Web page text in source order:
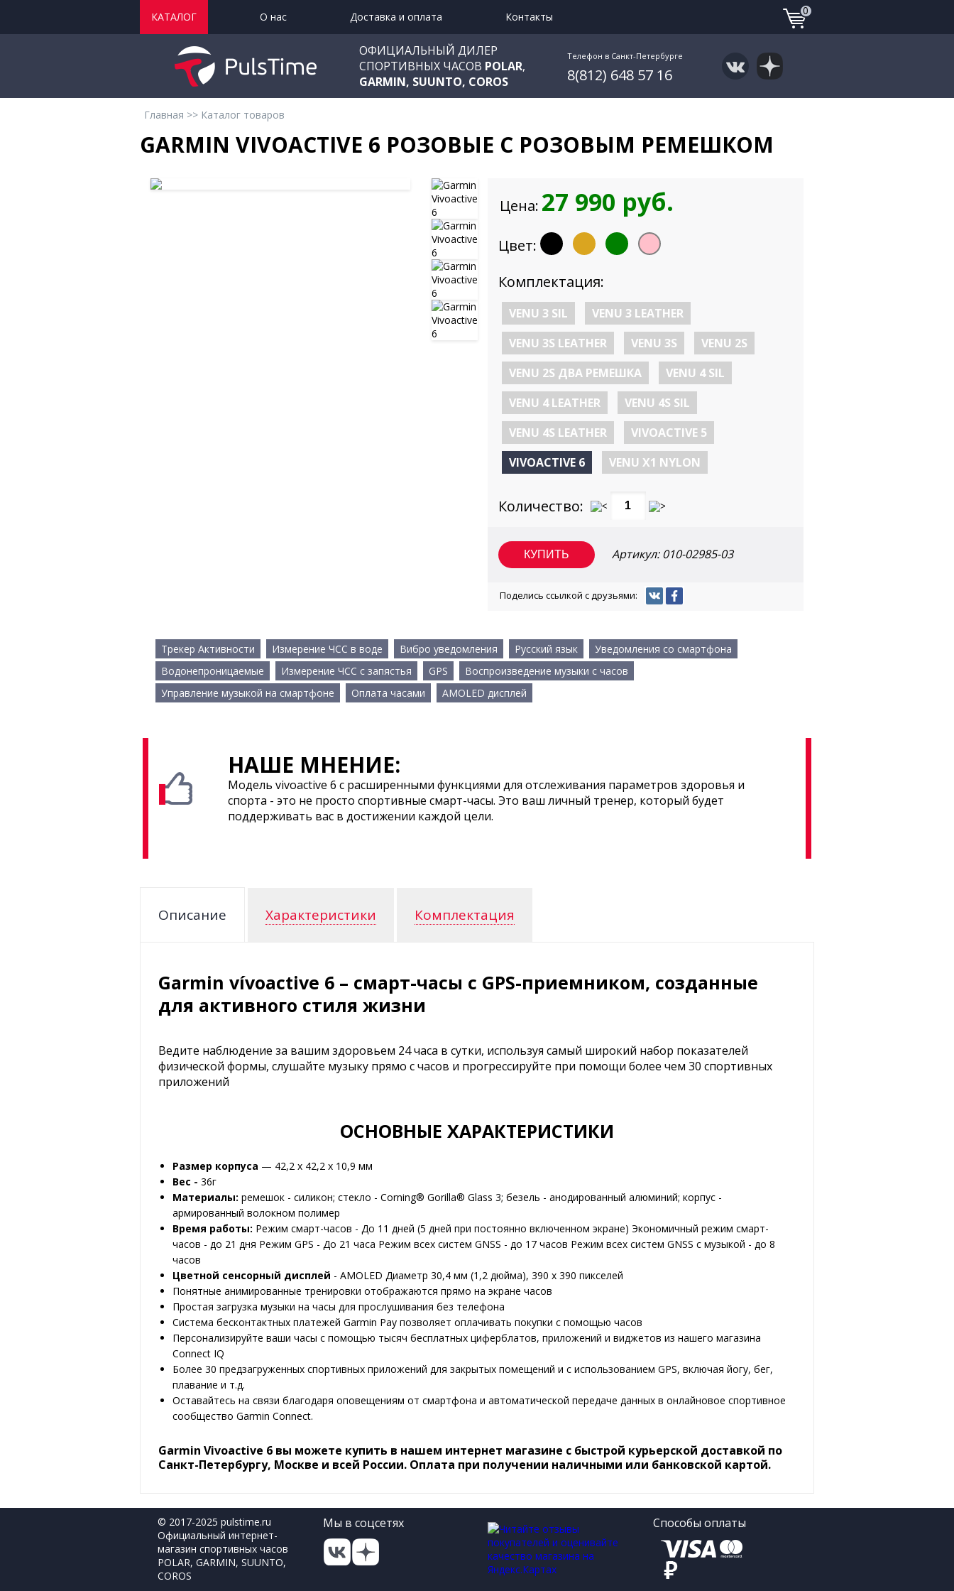
КАТАЛОГ О нас Доставка и оплата Контакты 0
ОФИЦИАЛЬНЫЙ ДИЛЕР
СПОРТИВНЫХ ЧАСОВ POLAR,
GARMIN, SUUNTO, COROS
Телефон в Санкт-Петербурге
8(812) 648 57 16
Главная >> Каталог товаров
GARMIN VIVOACTIVE 6 РОЗОВЫЕ С РОЗОВЫМ РЕМЕШКОМ
Цена: 27 990 руб.
Цвет:
Комплектация:
VENU 3 SIL
VENU 3 LEATHER
VENU 3S LEATHER
VENU 3S
VENU 2S
VENU 2S ДВА РЕМЕШКА
VENU 4 SIL
VENU 4 LEATHER
VENU 4S SIL
VENU 4S LEATHER
VIVOACTIVE 5
VIVOACTIVE 6
VENU X1 NYLON
Количество:
Артикул:010-02985-03
Поделись ссылкой с друзьями:
Трекер Активности Измерение ЧСС в воде Вибро уведомления Русский язык
Уведомления со смартфона
Водонепроницаемые
Измерение ЧСС с запястья GPS
Воспроизведение музыки с часов
Управление музыкой на смартфоне
Оплата часами AMOLED дисплей
НАШЕ МНЕНИЕ:
Модель vivoactive 6 с расширенными функциями для отслеживания параметров здоровья и
спорта - это не просто спортивные смарт-часы. Это ваш личный тренер, который будет
поддерживать вас в достижении каждой цели.
Описание Характеристики Комплектация
Garmin vívoactive 6 – смарт-часы с GPS-приемником, созданные
для активного стиля жизни
Ведите наблюдение за вашим здоровьем 24 часа в сутки, используя самый широкий набор показателей
физической формы, слушайте музыку прямо с часов и прогрессируйте при помощи более чем 30 спортивных
приложений
ОСНОВНЫЕ ХАРАКТЕРИСТИКИ
Размер корпуса — 42,2 х 42,2 х 10,9 мм
Вес - 36г
Материалы: ремешок - силикон; стекло - Corning® Gorilla® Glass 3; безель - анодированный алюминий; корпус -
армированный волокном полимер
Время работы: Режим смарт-часов - До 11 дней (5 дней при постоянно включенном экране) Экономичный режим смарт-
часов - до 21 дня Режим GPS - До 21 часа Режим всех систем GNSS - до 17 часов Режим всех систем GNSS с музыкой - до 8
часов
Цветной сенсорный дисплей - AMOLED Диаметр 30,4 мм (1,2 дюйма), 390 х 390 пикселей
Понятные анимированные тренировки отображаются прямо на экране часов
Простая загрузка музыки на часы для прослушивания без телефона
Система бесконтактных платежей Garmin Pay позволяет оплачивать покупки с помощью часов
Персонализируйте ваши часы с помощью тысяч бесплатных циферблатов, приложений и виджетов из нашего магазина
Connect IQ
Более 30 предзагруженных спортивных приложений для закрытых помещений и с использованием GPS, включая йогу, бег,
плавание и т.д.
Оставайтесь на связи благодаря оповещениям от смартфона и автоматической передаче данных в онлайновое спортивное
сообщество Garmin Connect.
Garmin Vivoactive 6 вы можете купить в нашем интернет магазине с быстрой курьерской доставкой по
Санкт-Петербургу, Москве и всей России. Оплата при получении наличными или банковской картой.
© 2017-2025 pulstime.ru
Официальный интернет-
магазин спортивных часов
POLAR, GARMIN, SUUNTO,
COROS
Мы в соцсетях Способы оплаты